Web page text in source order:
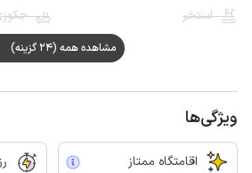
استخر
مشاهده همه (24 گزینه)
ویژگی‌ها
اقامتگاه ممتاز